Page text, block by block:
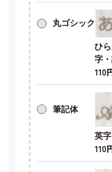
丸ゴシック
ひ
字
110
筆記体
英
110